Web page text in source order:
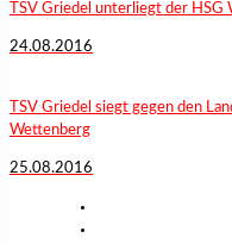
TSV Griedel unterliegt der HSG
24.08.2016
TSV Griedel siegt gegen den
Wettenberg
25.08.2016